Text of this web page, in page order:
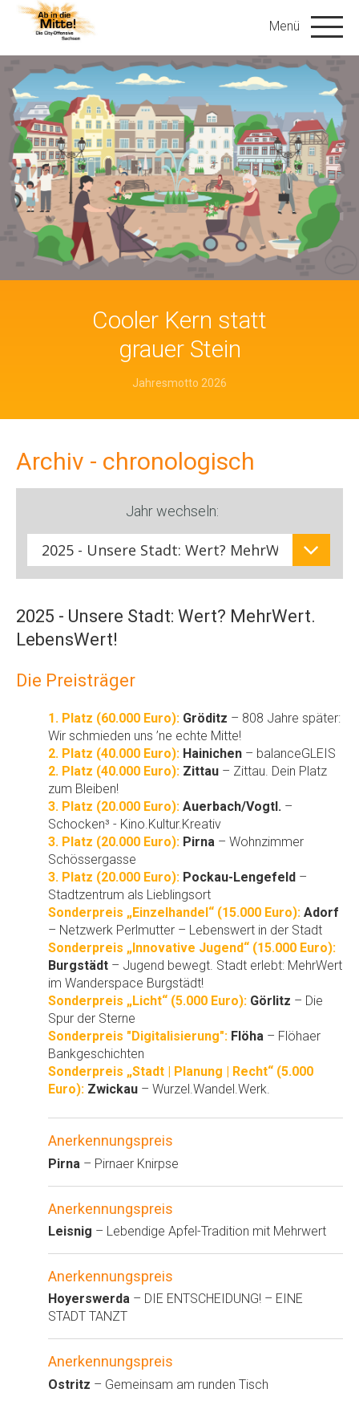
Cooler Kern statt
grauer Stein
Jahresmotto 2026
Archiv - chronologisch
Jahr wechseln:
2025 - Unsere Stadt: Wert? MehrWert.
LebensWert!
Die Preisträger
1. Platz (60.000 Euro): Gröditz – 808 Jahre später:
Wir schmieden uns ’ne echte Mitte!
2. Platz (40.000 Euro): Hainichen – balanceGLEIS
2. Platz (40.000 Euro): Zittau – Zittau. Dein Platz
zum Bleiben!
3. Platz (20.000 Euro): Auerbach/Vogtl. –
Schocken³ - Kino.Kultur.Kreativ
3. Platz (20.000 Euro): Pirna – Wohnzimmer
Schössergasse
3. Platz (20.000 Euro): Pockau-Lengefeld –
Stadtzentrum als Lieblingsort
Sonderpreis „Einzelhandel“ (15.000 Euro): Adorf
– Netzwerk Perlmutter – Lebenswert in der Stadt
Sonderpreis „Innovative Jugend“ (15.000 Euro):
Burgstädt – Jugend bewegt. Stadt erlebt: MehrWert
im Wanderspace Burgstädt!
Sonderpreis „Licht“ (5.000 Euro): Görlitz – Die
Spur der Sterne
Sonderpreis "Digitalisierung": Flöha – Flöhaer
Bankgeschichten
Sonderpreis „Stadt | Planung | Recht“ (5.000
Euro): Zwickau – Wurzel.Wandel.Werk.
Anerkennungspreis
Pirna – Pirnaer Knirpse
Anerkennungspreis
Leisnig – Lebendige Apfel-Tradition mit Mehrwert
Anerkennungspreis
Hoyerswerda – DIE ENTSCHEIDUNG! – EINE
STADT TANZT
Anerkennungspreis
Ostritz – Gemeinsam am runden Tisch